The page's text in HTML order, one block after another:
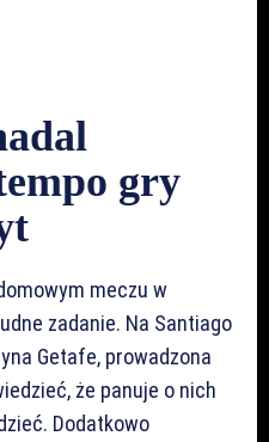
gry
meczu w
zadanie. Na Santiago
Getafe, prowadzona
że panuje o nich
Dodatkowo